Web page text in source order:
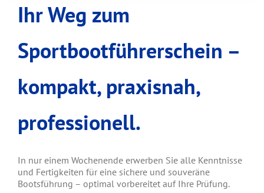
Ihr Weg zum
Sportbootführerschein –
kompakt, praxisnah,
professionell.
In nur einem Wochenende erwerben Sie alle Kenntnisse
und Fertigkeiten für eine sichere und souveräne
Bootsführung – optimal vorbereitet auf Ihre Prüfung.